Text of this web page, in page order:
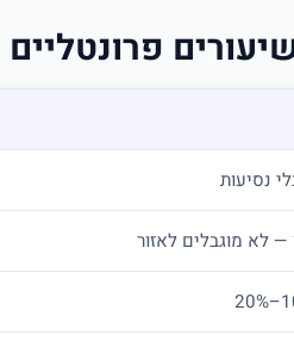
פרונטליים
נסיעות
לא מוגבלים לאזור